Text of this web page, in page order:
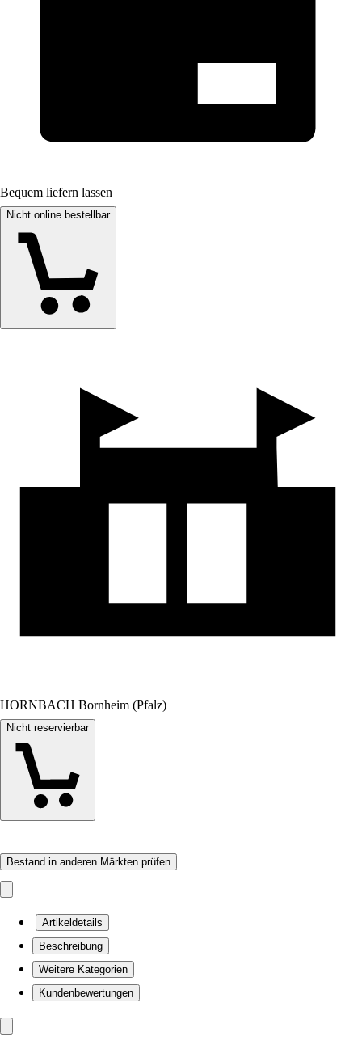
Bequem liefern lassen
Nicht online bestellbar
HORNBACH Bornheim (Pfalz)
Nicht reservierbar
Bestand in anderen Märkten prüfen
Artikeldetails
Beschreibung
Weitere Kategorien
Kundenbewertungen